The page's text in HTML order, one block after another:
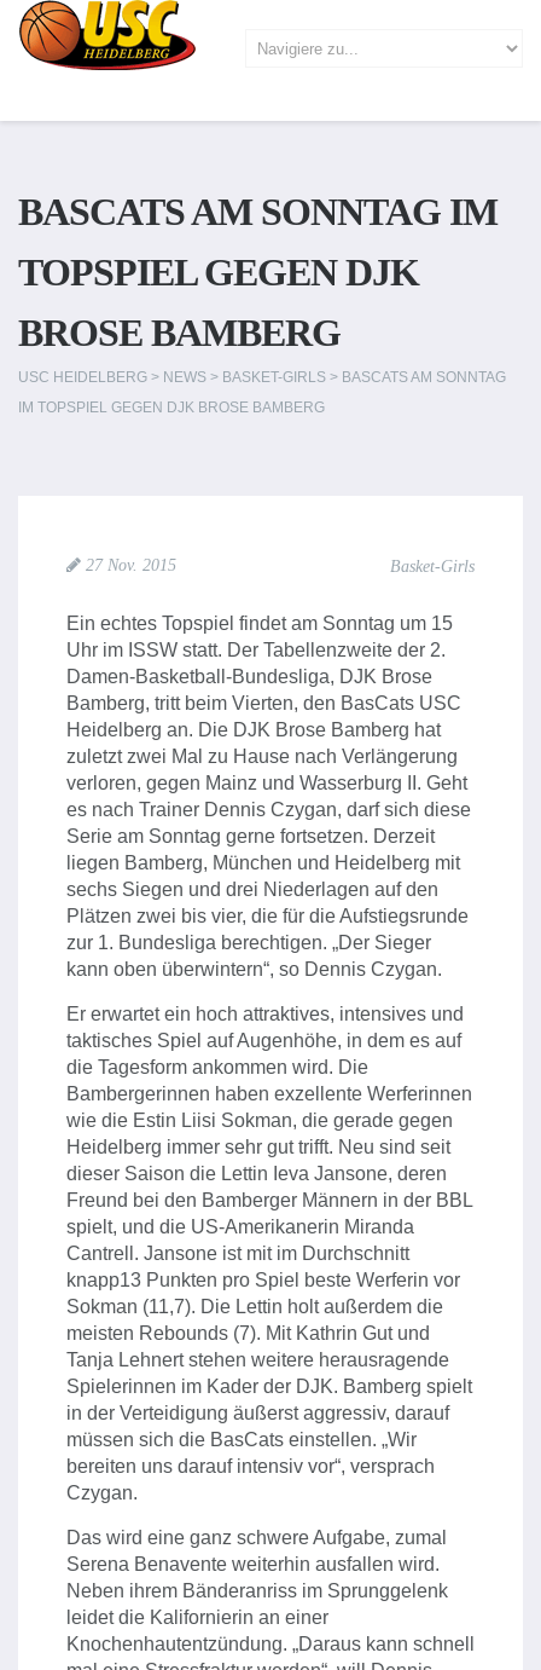
BASCATS AM SONNTAG IM
TOPSPIEL GEGEN DJK
BROSE BAMBERG
USC HEIDELBERG > NEWS > BASKET-GIRLS > BASCATS AM SONNTAG
IM TOPSPIEL GEGEN DJK BROSE BAMBERG
27 Nov. 2015 Basket-Girls
Ein echtes Topspiel findet am Sonntag um 15
Uhr im ISSW statt. Der Tabellenzweite der 2.
Damen-Basketball-Bundesliga, DJK Brose
Bamberg, tritt beim Vierten, den BasCats USC
Heidelberg an. Die DJK Brose Bamberg hat
zuletzt zwei Mal zu Hause nach Verlängerung
verloren, gegen Mainz und Wasserburg II. Geht
es nach Trainer Dennis Czygan, darf sich diese
Serie am Sonntag gerne fortsetzen. Derzeit
liegen Bamberg, München und Heidelberg mit
sechs Siegen und drei Niederlagen auf den
Plätzen zwei bis vier, die für die Aufstiegsrunde
zur 1. Bundesliga berechtigen. „Der Sieger
kann oben überwintern“, so Dennis Czygan.
Er erwartet ein hoch attraktives, intensives und
taktisches Spiel auf Augenhöhe, in dem es auf
die Tagesform ankommen wird. Die
Bambergerinnen haben exzellente Werferinnen
wie die Estin Liisi Sokman, die gerade gegen
Heidelberg immer sehr gut trifft. Neu sind seit
dieser Saison die Lettin Ieva Jansone, deren
Freund bei den Bamberger Männern in der BBL
spielt, und die US-Amerikanerin Miranda
Cantrell. Jansone ist mit im Durchschnitt
knapp13 Punkten pro Spiel beste Werferin vor
Sokman (11,7). Die Lettin holt außerdem die
meisten Rebounds (7). Mit Kathrin Gut und
Tanja Lehnert stehen weitere herausragende
Spielerinnen im Kader der DJK. Bamberg spielt
in der Verteidigung äußerst aggressiv, darauf
müssen sich die BasCats einstellen. „Wir
bereiten uns darauf intensiv vor“, versprach
Czygan.
Das wird eine ganz schwere Aufgabe, zumal
Serena Benavente weiterhin ausfallen wird.
Neben ihrem Bänderanriss im Sprunggelenk
leidet die Kalifornierin an einer
Knochenhautentzündung. „Daraus kann schnell